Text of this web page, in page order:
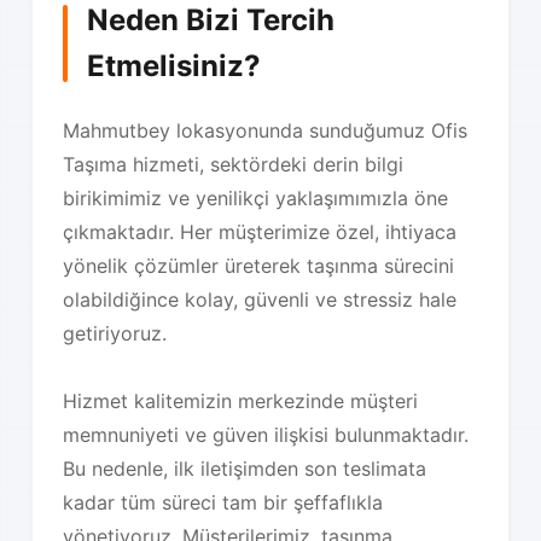
Neden Bizi Tercih
Etmelisiniz?
Mahmutbey lokasyonunda sunduğumuz Ofis
Taşıma hizmeti, sektördeki derin bilgi
birikimimiz ve yenilikçi yaklaşımımızla öne
çıkmaktadır. Her müşterimize özel, ihtiyaca
yönelik çözümler üreterek taşınma sürecini
olabildiğince kolay, güvenli ve stressiz hale
getiriyoruz.
Hizmet kalitemizin merkezinde müşteri
memnuniyeti ve güven ilişkisi bulunmaktadır.
Bu nedenle, ilk iletişimden son teslimata
kadar tüm süreci tam bir şeffaflıkla
yönetiyoruz. Müşterilerimiz, taşınma